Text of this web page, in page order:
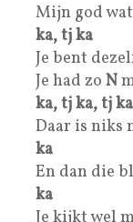
Mijn god
ka, tj ka
Je bent
Je had zo N
ka, tj ka, tj ka
Daar is niks
ka
En dan die
ka